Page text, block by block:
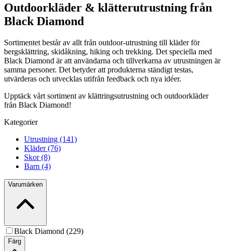
Outdoorkläder & klätterutrustning från
Black Diamond
Sortimentet består av allt från outdoor-utrustning till kläder för
bergsklättring, skidåkning, hiking och trekking. Det speciella med
Black Diamond är att användarna och tillverkarna av utrustningen är
samma personer. Det betyder att produkterna ständigt testas,
utvärderas och utvecklas utifrån feedback och nya idéer.
Upptäck vårt sortiment av klättringsutrustning och outdoorkläder
från Black Diamond!
Kategorier
Utrustning (141)
Kläder (76)
Skor (8)
Barn (4)
Varumärken
Black Diamond (229)
Färg